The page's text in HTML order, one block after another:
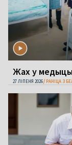
Жах у
27 ЛІПЕНЯ 2026 РАНІЦА З